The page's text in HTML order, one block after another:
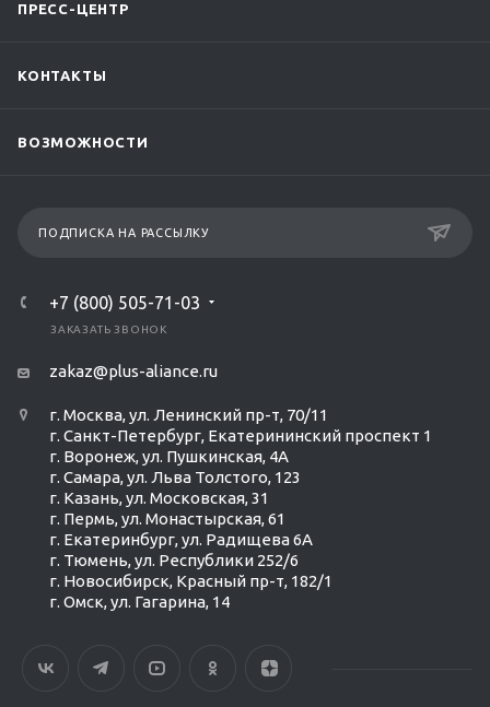
ПРЕСС-ЦЕНТР
КОНТАКТЫ
ВОЗМОЖНОСТИ
ПОДПИСКА НА РАССЫЛКУ
+7 (800) 505-71-03
ЗАКАЗАТЬ ЗВОНОК
zakaz@plus-aliance.ru
г. Москва, ул. Ленинский пр-т, 70/11
г. Санкт-Петербург, Екатерининский проспект 1
г. Воронеж, ул. Пушкинская, 4А
г. Самара, ул. Льва Толстого, 123
г. Казань, ул. Московская, 31
г. Пермь, ул. Монастырская, 61
г. Екатеринбург, ул. Радищева 6А
г. Тюмень, ул. Республики 252/6
г. Новосибирск, Красный пр-т, 182/1
г. Омск, ул. ​Гагарина, 14